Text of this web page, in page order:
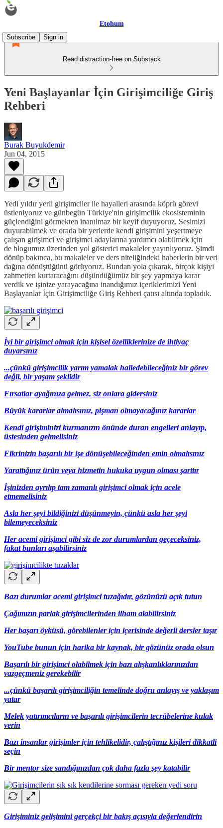
Etohum
Subscribe
Sign in
Read distraction-free on Substack
Yeni Başlayanlar İçin Girişimciliğe Giriş
Rehberi
Burak Buyukdemir
Jun 04, 2015
Yedi yıldır yerli girişimciler ile hayalleri arasında köprü görevi
üstleniyoruz ve günbegün Türkiye'nin girişimcilik ekosisteminin
güçlendiğini görmekten inanılmaz bir keyif duyuyoruz. Sesimizi
duyurabilmek ve orada bir yerlerde kendi girişimini yeşertmeye
çalışan girişimci ve girişimci adaylarına yardımcı olabilmek için
de blogumuz üzerinden yol gösterici makaleler yayınlıyoruz. Şimdi
dönüp bakınca, bu makaleler ve ders niteliğindeki haberlerin bir veri
dağına dönüştüğünü görüyoruz. Bundan yola çıkarak, birçok kişiyi
zahmetten kurtaracağını düşündüğümüz bir şey yapmaya karar
verdik ve işinize yarayacağına inandığımız içeriklerimizi Yeni
Başlayanlar İçin Girişimciliğe Giriş Rehberi çatısı altında topladık.
İyi bir girişimci olmak için kişisel özelliklerinize de ihtiyaç
duyarsınız
...çünkü girişimcilik yarım yamalak halledebileceğiniz bir görev
değil, bir yaşam şeklidir
Fırsatlar ayağınıza gelmez, siz onlara gidersiniz
Büyük kararlar almalısınız, pişman olmayacağınız kararlar
Kendi girişiminizi kurmanızın önünde duran engelleri anlayıp,
üstesinden gelmelisiniz
Fikrinizin başarılı bir işe dönüşebileceğinden emin olmalısınız
Yarattığınız ürün veya hizmetin hukuka uygun olması şarttır
İşinizden ayrılıp tam zamanlı girişimci olmak için acele
etmemelisiniz
Asla her şeyi bildiğinizi düşünmeyin, çünkü asla her şeyi
bilemeyeceksiniz
Her acemi girişimci gibi siz de zor durumlardan geçeceksiniz,
fakat bunları aşabilirsiniz
Bazı durumlar acemi girişimci tuzağıdır, gözünüzü açık tutun
Çağımızın parlak girişimcilerinden ilham alabilirsiniz
Her başarı öyküsü, görebilenler için içerisinde değerli dersler taşır
YouTube bunun için harika bir kaynak, bir gözünüz orada olsun
Başarılı bir girişimci olabilmek için bazı alışkanlıklarınızdan
vazgeçmeniz gerekebilir
...çünkü başarılı girişimciliğin temelinde doğru anlayış ve yaklaşım
yatar
Melek yatırımcıların ve başarılı girişimcilerin tecrübelerine kulak
verin
Bazı insanlar girişimler için tehlikelidir, çalıştığınız kişileri dikkatli
seçin
Bir mentor size sandığınızdan çok daha fazla şey katabilir
Girişiminiz gelişimini gerçekçi bir bakış açısıyla değerlendirin